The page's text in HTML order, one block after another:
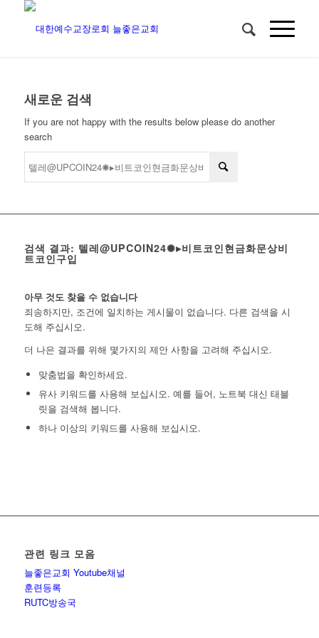
새로운 검색
If you are not happy with the results below please do another
search
검색 결과: 텔레@UPCOIN24✺▸비트코인현금화문상비
트코인구입
아무 것도 찾을 수 없습니다
죄송하지만, 조건에 일치하는 게시물이 없습니다. 다른 검색을 시
도해 주십시오.
더 나은 결과를 위해 몇가지의 제안 사항을 고려해 주십시오.
맞춤법을 확인하세요.
유사 키워드를 사용해 보십시오. 예를 들어, 노트북 대신 태블
릿을 검색해 봅니다.
하나 이상의 키워드를 사용해 보십시오.
관련 링크 모음
늘좋은교회 Youtube채널
훈련등록
RUTC방송국